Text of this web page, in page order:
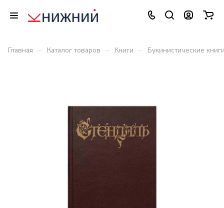
Главная – Каталог товаров – Книги – Букинистические